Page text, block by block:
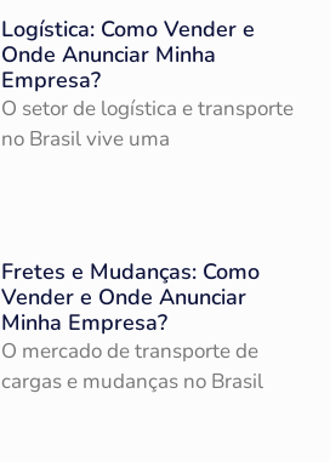
Logística: Como Vender e
Onde Anunciar Minha
Empresa?
O setor de logística e transporte
no Brasil vive uma
Fretes e Mudanças: Como
Vender e Onde Anunciar
Minha Empresa?
O mercado de transporte de
cargas e mudanças no Brasil